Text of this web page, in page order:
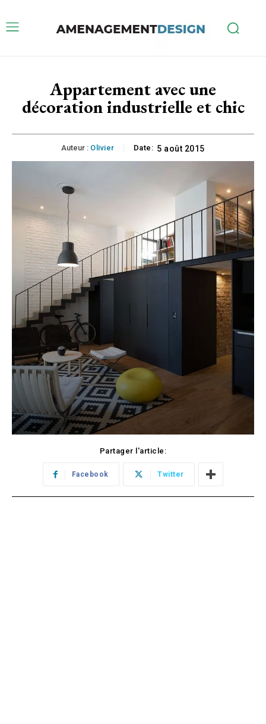
Appartement avec une
décoration industrielle et chic
Auteur : Olivier Date: 5 août 2015
Partager l'article:
Facebook Twitter